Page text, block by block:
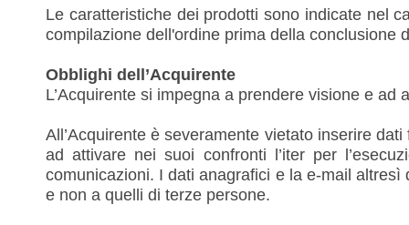
Le caratteristiche dei prodotti sono indicate nel
compilazione dell'ordine prima della conclusione
Obblighi dell’Acquirente
L’Acquirente si impegna a prendere visione e
All’Acquirente è severamente vietato inserire
ad attivare nei suoi confronti l’iter per
comunicazioni. I dati anagrafici e la e-mail
e non a quelli di terze persone.